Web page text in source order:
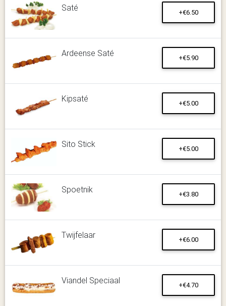
Saté +€6.50
Ardeense Saté +€5.90
Kipsaté +€5.00
Sito Stick +€5.00
Spoetnik +€3.80
Twijfelaar +€6.00
Viandel Speciaal +€4.70